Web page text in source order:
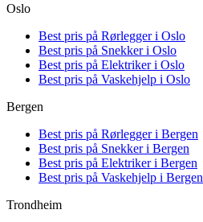
Oslo
Best pris på Rørlegger i Oslo
Best pris på Snekker i Oslo
Best pris på Elektriker i Oslo
Best pris på Vaskehjelp i Oslo
Bergen
Best pris på Rørlegger i Bergen
Best pris på Snekker i Bergen
Best pris på Elektriker i Bergen
Best pris på Vaskehjelp i Bergen
Trondheim